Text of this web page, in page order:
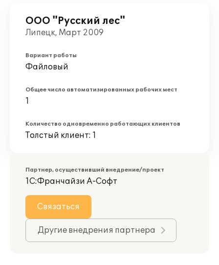
ООО "Русский лес"
Липецк, Март 2009
Вариант работы
Файловый
Общее число автоматизированных рабочих мест
1
Количество одновременно работающих клиентов
Толстый клиент: 1
Партнер, осуществивший внедрение/проект
1С:Франчайзи А-Софт
Связаться
Другие внедрения партнера